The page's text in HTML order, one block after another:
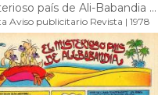
El misterioso país de Ali-Babandia ep. 4
Aviso publicitario Revista | 1978